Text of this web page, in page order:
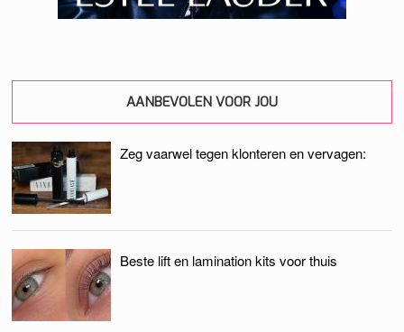
AANBEVOLEN VOOR JOU
Zeg vaarwel tegen klonteren en vervagen:
Beste lift en lamination kits voor thuis